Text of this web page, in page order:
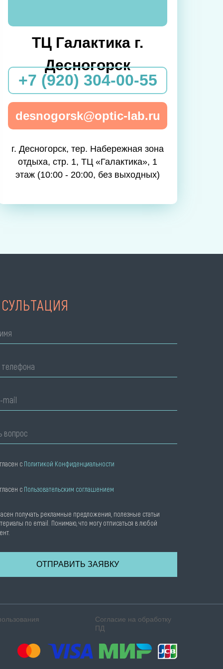
ТЦ Галактика г.
Десногорск
+7 (920) 304-00-55
desnogorsk@optic-lab.ru
г. Десногорск, тер. Набережная зона
отдыха, стр. 1, ТЦ «Галактика», 1
этаж (10:00 - 20:00, без выходных)
вопрос
с Политикой Конфиденциальности
с Пользовательским соглашением
получать рекламные предложения, полезные статьи
по email. Понимаю, что могу отписаться в любой
ОТПРАВИТЬ ЗАЯВКУ
Согласие на обработку
ПД